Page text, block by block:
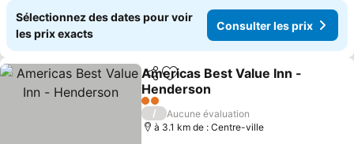
Sélectionnez des dates pour voir
les prix exacts
Consulter les prix
PartagerAjouter à mes favoris
Americas Best Value Inn -
Henderson
Consulter les prix
2 Étoiles
/
Aucune évaluation
à 3.1 km de : Centre-ville